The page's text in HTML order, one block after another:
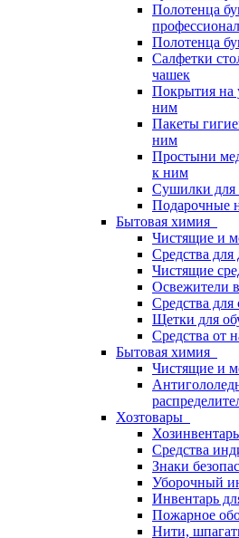
Полотенца
Полотенца
Салфетки
чашек
Покрытия на
ним
Пакеты
ним
Простыни
к ним
Сушилки для
Подарочные
Бытовая химия
Чистящие и
Средства
Чистящие
Освежители
Средства для
Щетки для
Средства от
Бытовая химия
Чистящие и
Хозтовары
Средства
Знаки
Уборочный
Инвентарь
Пожарное
Нити,